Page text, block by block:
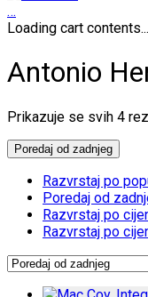
…
Loading cart contents...
Antonio
Prikazuje se svih 4
Poredaj od zadnjeg
Razvrstaj po
Poredaj od
Razvrstaj po
Razvrstaj po